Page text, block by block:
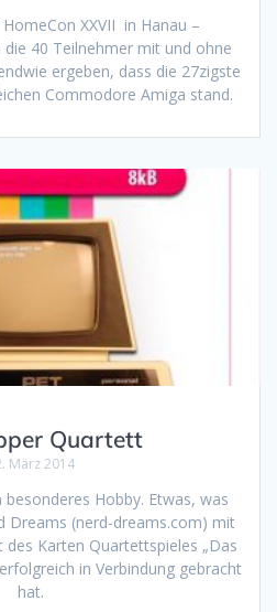
XXVII in Hanau –
40 Teilnehmer mit und ohne
ergeben, dass die 27zigste
Commodore Amiga stand.
Quartett
März 2014
Hobby. Etwas, was
Dreams (nerd-dreams.com) mit
Karten Quartettspieles „Das
in Verbindung gebracht
hat.